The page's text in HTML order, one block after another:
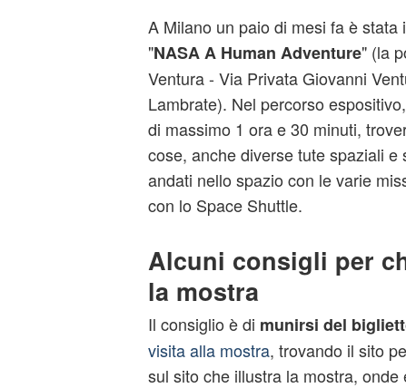
A Milano un paio di mesi fa è stata
"NASAA Human Adventure" (la
Ventura - Via Privata Giovanni
Lambrate). Nel percorso
di massimo 1 ora e 30 minuti,
cose, anche diverse tute spaziali e
andati nello spazio con le varie
con lo Space Shuttle.
Alcuni consigli per
la mostra
Il consiglio è di munirsi del
visita alla mostra, trovando il sito
sul sito che illustra la mostra,